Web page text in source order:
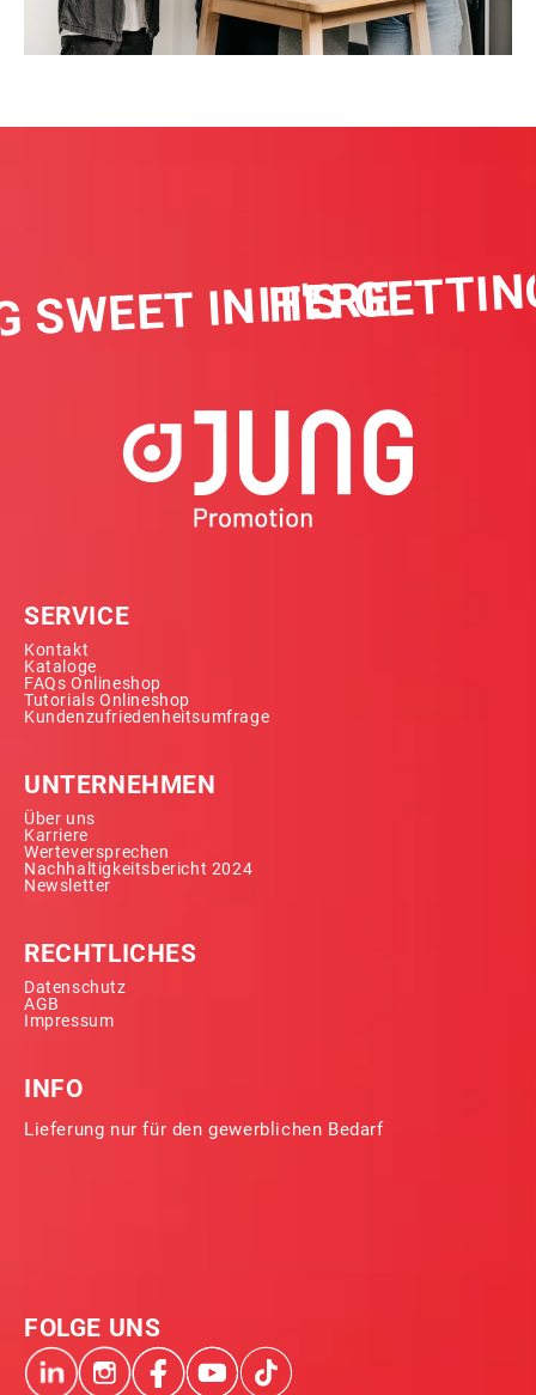
IN HERE
IT'S
SERVICE
Kontakt
Kataloge
FAQs Onlineshop
Tutorials Onlineshop
Kundenzufriedenheitsumfrage
UNTERNEHMEN
Über uns
Karriere
Werteversprechen
Nachhaltigkeitsbericht 2024
Newsletter
RECHTLICHES
Datenschutz
AGB
Impressum
INFO
Lieferung nur für den gewerblichen Bedarf
FOLGE UNS